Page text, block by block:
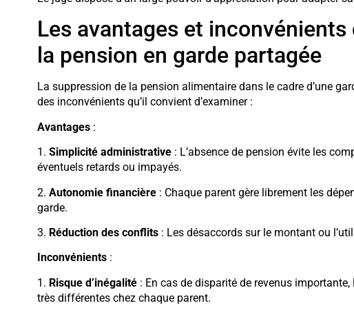
Les avantages et
la pension en garde partagée
La suppression de la pension alimentaire dans le cadre d’une
des inconvénients qu’il convient d’examiner :
Avantages:
1. Simplicité administrative: L’absence de pension évite les
éventuels retards ou impayés.
2. Autonomie financière: Chaque parent gère librement les
garde.
3. Réduction des conflits: Les désaccords sur le montant ou
Inconvénients:
1. Risque d’inégalité: En cas de disparité de revenus
très différentes chez chaque parent.